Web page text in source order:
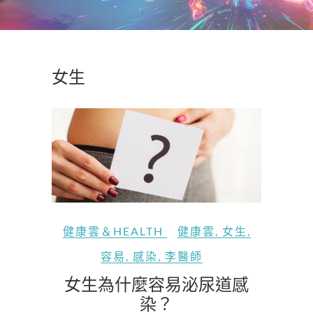
女生
健康雲＆HEALTH 健康雲 女生
容易
感染 李醫師
女生為什麼容易泌尿道感
染？